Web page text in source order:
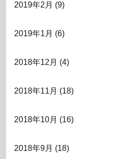
2019年2月 (9)
2019年1月 (6)
2018年12月 (4)
2018年11月 (18)
2018年10月 (16)
2018年9月 (18)